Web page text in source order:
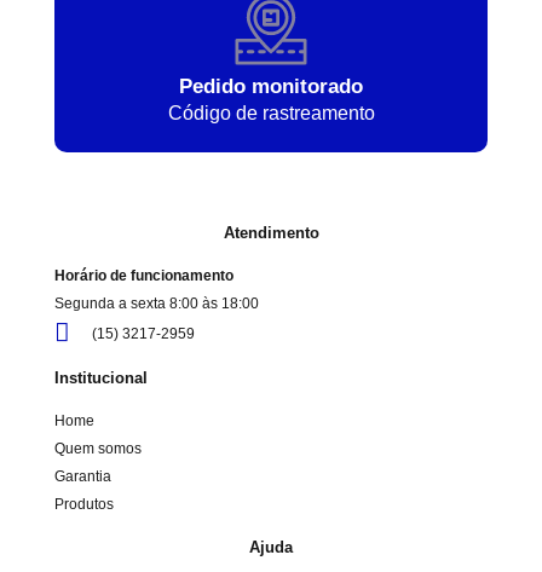
Pedido monitorado
Código de rastreamento
Atendimento
Horário de funcionamento
Segunda a sexta 8:00 às 18:00
(15) 3217-2959
Institucional
Home
Quem somos
Garantia
Produtos
Ajuda